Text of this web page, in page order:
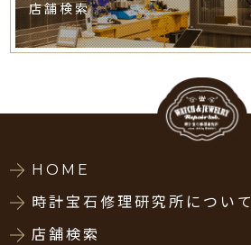
店舗検索
HOME
時計宝石修理研究所について
店舗検索